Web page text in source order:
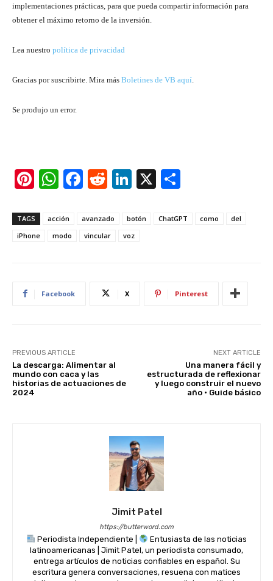
implementaciones prácticas, para que pueda compartir información para
obtener el máximo retorno de la inversión.
Lea nuestro política de privacidad
Gracias por suscribirte. Mira más Boletines de VB aquí
Se produjo un error.
Pi
er
e
W
at
s
p
F
c
e
R
d
di
Li
k
e
X
ar
TAGS acción avanzado botón ChatGPT como
del
iPhone
modo vincular voz
Facebook X Pinterest
PREVIOUS ARTICLE
La descarga: Alimentar al
mundo con caca y las
historias de actuaciones de
2024
NEXT ARTICLE
Una manera fácil y
estructurada de reflexionar
y luego construir el nuevo
año · Guide básico
Jimit Patel
https://butterword.com
Periodista Independiente |
Entusiasta de las noticias
latinoamericanas | Jimit Patel, un periodista consumado,
entrega artículos de noticias confiables en español. Su
escritura genera conversaciones, resuena con matices